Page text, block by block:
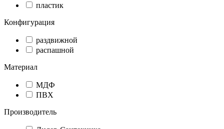
пластик
Конфигурация
раздвижной
распашной
Материал
МДФ
ПВХ
Производитель